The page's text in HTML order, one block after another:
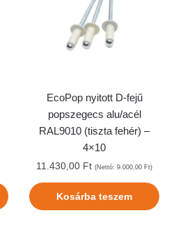
EcoPop nyitott D-fejű
popszegecs alu/acél
RAL9010 (tiszta fehér) –
4×10
11.430,00 Ft (Nettó:9.000,00 Ft)
Kosárba teszem